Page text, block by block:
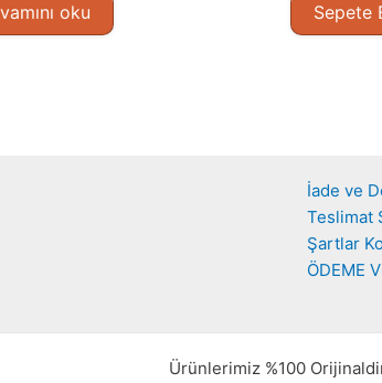
oku Sepete
İade ve
Teslimat
Şartlar
ÖDEME
Ürünlerimiz %100